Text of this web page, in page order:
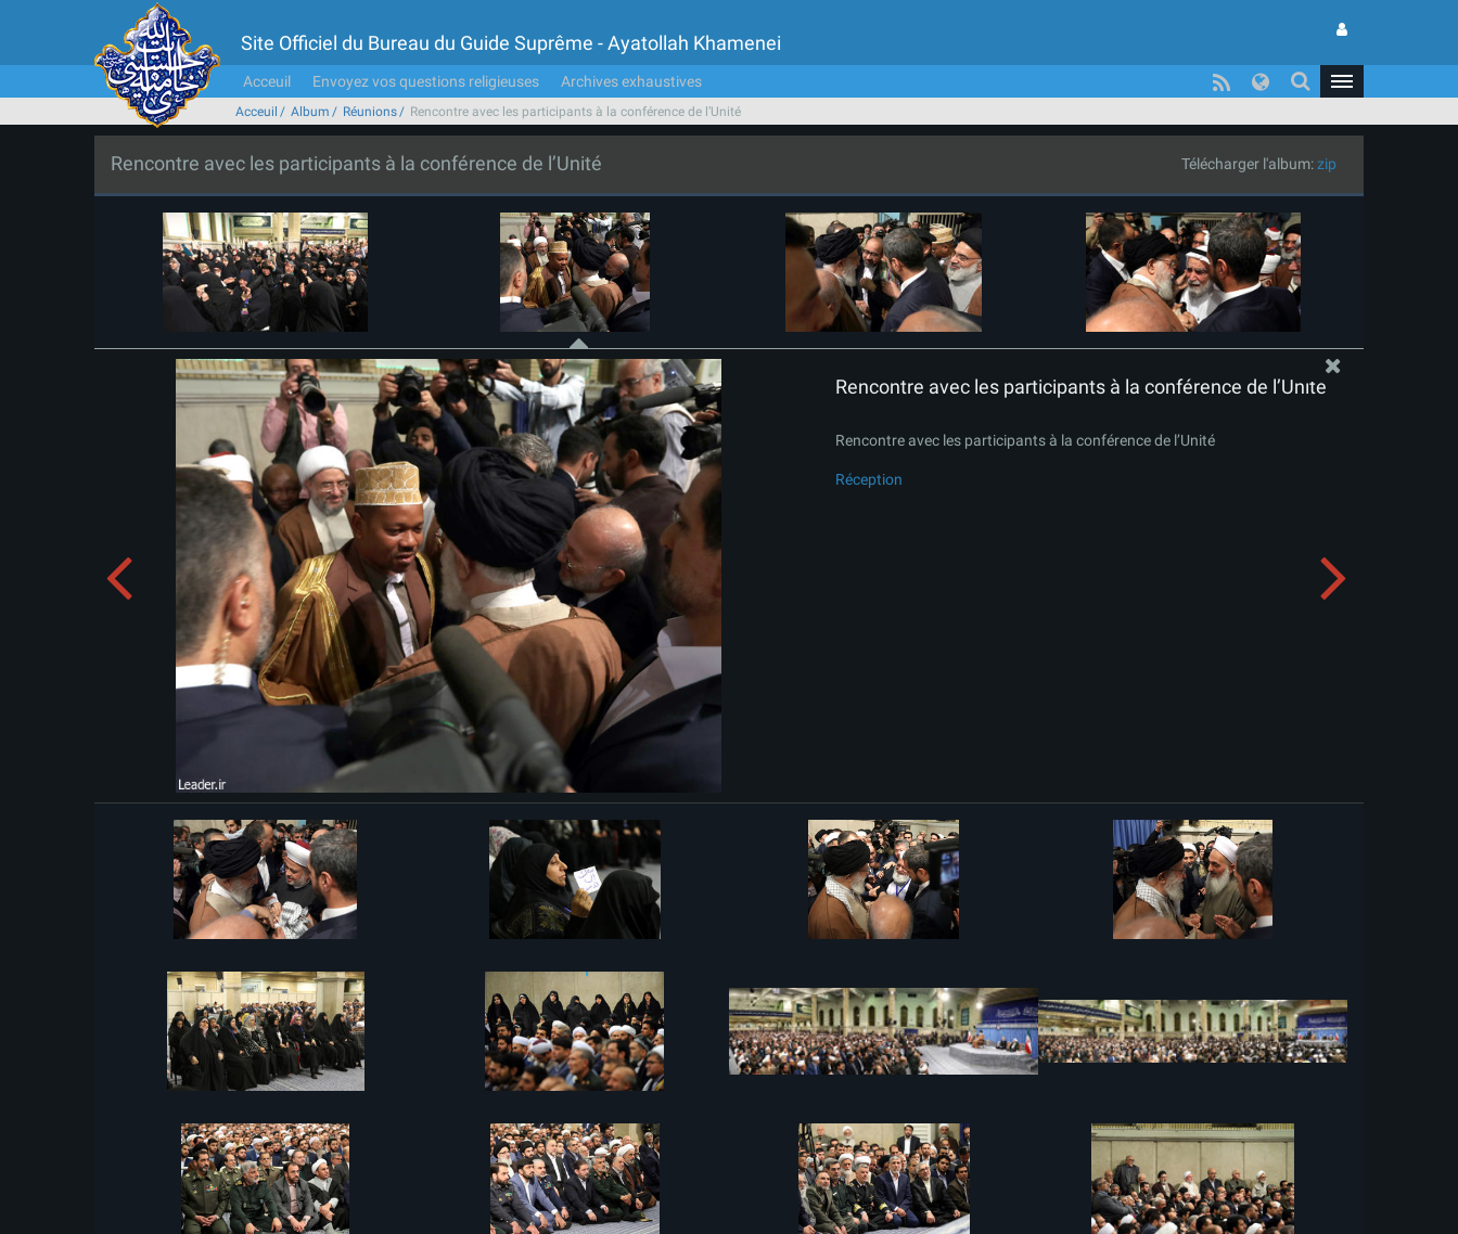
Site Officiel du Bureau du Guide Suprême - Ayatollah Khamenei
Acceuil Envoyez vos questions religieuses Archives exhaustives
Acceuil Album Réunions Rencontre avec les participants à la conférence de l’Unité
Rencontre avec les participants à la conférence de l’Unité Télécharger l'album:zip
Rencontre avec les participants à la conférence de l’Unité
Rencontre avec les participants à la conférence de l’Unité
Réception